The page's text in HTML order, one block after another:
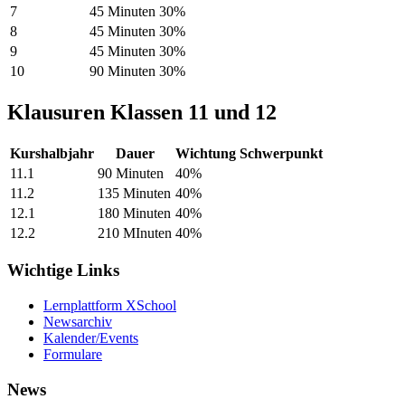
7
45 Minuten 30%
8
45 Minuten 30%
9
45 Minuten 30%
10
90 Minuten 30%
Klausuren Klassen 11 und 12
Kurshalbjahr Dauer Wichtung Schwerpunkt
11.1
90 Minuten
40%
11.2
135 Minuten 40%
12.1
180 Minuten 40%
12.2
210 MInuten 40%
Wichtige Links
Lernplattform XSchool
Newsarchiv
Kalender/Events
Formulare
News